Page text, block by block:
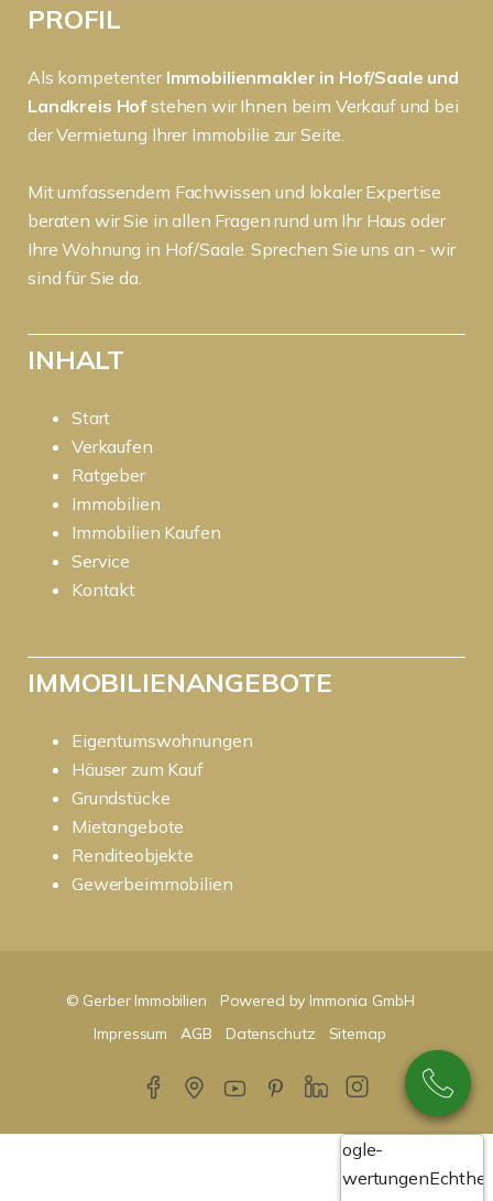
PROFIL
Als kompetenter Immobilienmakler in Hof/Saale und
Landkreis Hofstehen wir Ihnen beim Verkauf und bei
der Vermietung Ihrer Immobilie zur Seite.
Mit umfassendem Fachwissen und lokaler Expertise
beraten wir Sie in allen Fragen rund um Ihr Haus oder
Ihre Wohnung in Hof/Saale. Sprechen Sie uns an - wir
sind für Sie da.
INHALT
Start
Verkaufen
Ratgeber
Immobilien
Immobilien Kaufen
Service
Kontakt
IMMOBILIENANGEBOTE
Eigentumswohnungen
Häuser zum Kauf
Grundstücke
Mietangebote
Renditeobjekte
Gewerbeimmobilien
© Gerber Immobilien
Powered by Immonia GmbH
Impressum
AGB Datenschutz Sitemap
Google-
Bewertungen